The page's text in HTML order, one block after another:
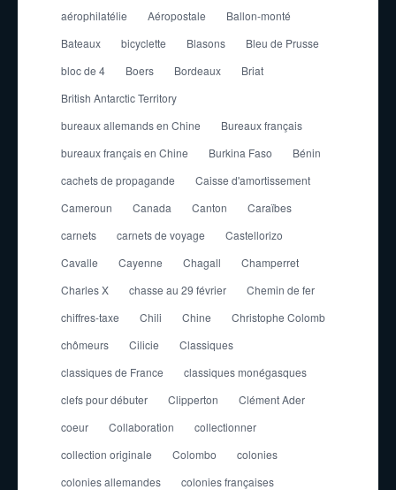
aérophilatélie
Aéropostale
Ballon-monté
Bateaux
bicyclette Blasons
Bleu de Prusse
bloc de 4
Boers Bordeaux
Briat
British Antarctic Territory
bureaux allemands en Chine
Bureaux français
bureaux français en Chine
Burkina Faso
Bénin
cachets de propagande
Caisse d'amortissement
Cameroun
Canada Canton
Caraïbes
carnets
carnets de voyage
Castellorizo
Cavalle
Cayenne Chagall
Champerret
Charles X
chasse au 29 février
Chemin de fer
chiffres-taxe
Chili Chine
Christophe Colomb
chômeurs
Cilicie
Classiques
classiques de France
classiques monégasques
clefs pour débuter
Clipperton
Clément Ader
coeur
Collaboration
collectionner
collection originale
Colombo
colonies
colonies allemandes
colonies françaises